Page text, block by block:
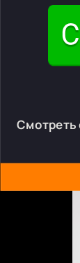
Смотреть